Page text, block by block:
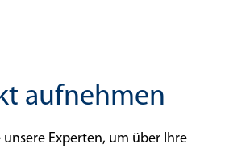
aufnehmen
Experten, um über Ihre